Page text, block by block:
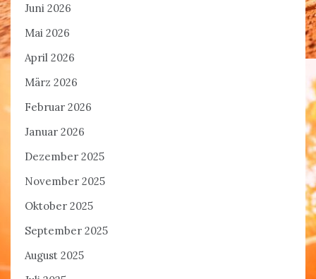
Juni 2026
Mai 2026
April 2026
März 2026
Februar 2026
Januar 2026
Dezember 2025
November 2025
Oktober 2025
September 2025
August 2025